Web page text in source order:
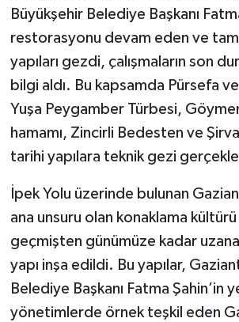
Büyükşehir Belediye Başkanı
restorasyonu devam eden ve
yapıları gezdi, çalışmaların son
bilgi aldı. Bu kapsamda Pürsefa
Yuşa Peygamber Türbesi,
hamamı, Zincirli Bedesten ve
tarihi yapılara teknik gezi
İpek Yolu üzerinde bulunan
ana unsuru olan konaklama kültürü
geçmişten günümüze kadar
yapı inşa edildi. Bu yapılar,
Belediye Başkanı Fatma Şahin’in
yönetimlerde örnek teşkil eden